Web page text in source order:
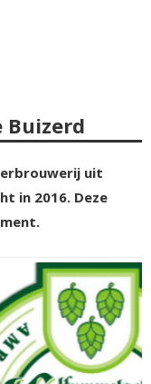
Buizerd
uit
in 2016. Deze